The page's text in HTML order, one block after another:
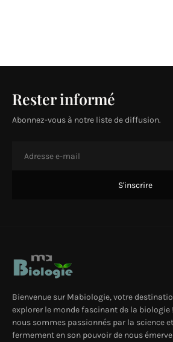
Rester informé
Abonnez-vous à notre liste de diffusion.
Bienvenue sur Mabiologie, votre
explorer le monde fascinant de la biologie
nous sommes passionnés par la science
fermement en son pouvoir de nous